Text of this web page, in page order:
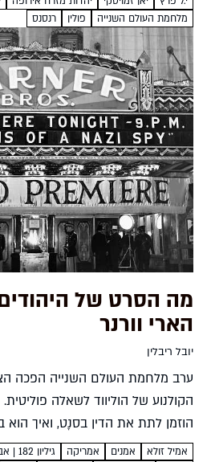
מלחמת העולם השנייה
פולין רנסנס
מה הסרט של
הארי וורנר
יובל ריבלין
ערב מלחמת העולם השנייה הפכה
הקולנוע של הוליווד לשאלה
הוזמן לתת את הדין בסנָט, ואיך
הזהות האמריקאית? יובל ריבלין הארי
אמיל זולא אמנים אמריקה גיליון 182 | אב תשפ”ה